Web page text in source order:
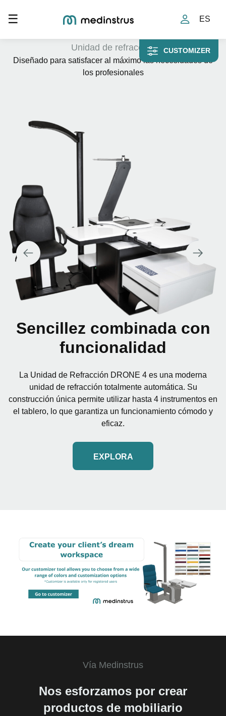
Toggle navigation
☰ ES
CUSTOMIZER
Sencillez combinada con
funcionalidad
La Unidad de Refracción DRONE 4 es una moderna
unidad de refracción totalmente automática. Su
construcción única permite utilizar hasta 4 instrumentos en
el tablero, lo que garantiza un funcionamiento cómodo y
eficaz.
EXPLORA
DRONE 4
Unidad de refracción
Diseñado para satisfacer al máximo las necesidades de
los profesionales
Vía Medinstrus
Nos esforzamos por crear
productos de mobiliario